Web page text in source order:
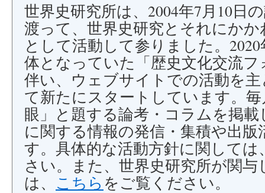
ス
プ
世界史研究所は、2004年7月10日
渡って、世界史研究とそれにか
として活動して参りました。
体となっていた「歴史文化交流
伴い、ウェブサイトでの活動を
て新たにスタートしています。
眼」と題する論考・コラムを掲
に関する情報の発信・集積や出
す。具体的な活動方針に関しては
さい。また、世界史研究所が関
は、 こちら をご覧ください。